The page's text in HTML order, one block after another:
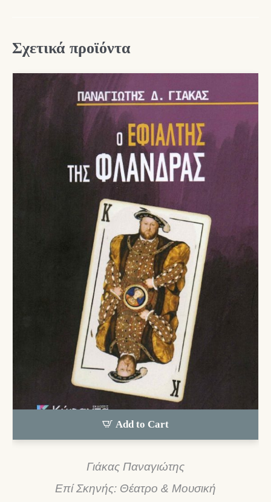
Σχετικά προϊόντα
Add to Cart
Γιάκας Παναγιώτης
Επί Σκηνής: Θέατρο & Μουσική